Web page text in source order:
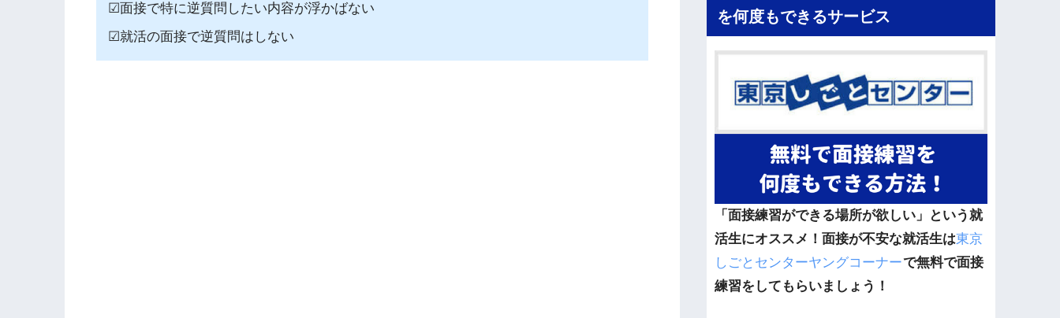
☑面接で特に逆質問したい内容が浮かばない
☑就活の面接で逆質問はしない
を何度もできるサービス
「面接練習ができる場所が欲しい」という就
活生にオススメ！面接が不安な就活生は東京
しごとセンターヤングコーナーで無料で面接
練習をしてもらいましょう！